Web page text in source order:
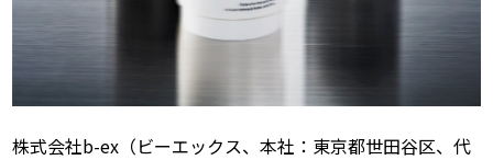
株式会社b-ex（ビーエックス、本社：東京都世田谷区、代